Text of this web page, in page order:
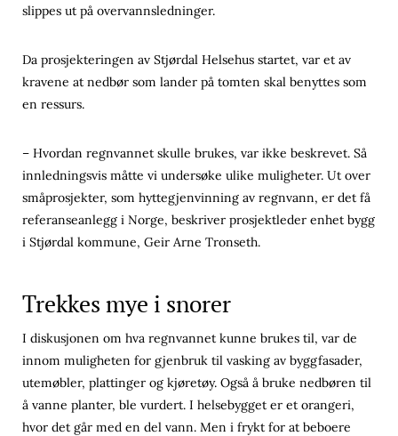
slippes ut på overvannsledninger.
Da prosjekteringen av Stjørdal Helsehus startet, var et av
kravene at nedbør som lander på tomten skal benyttes som
en ressurs.
– Hvordan regnvannet skulle brukes, var ikke beskrevet. Så
innledningsvis måtte vi undersøke ulike muligheter. Ut over
småprosjekter, som hyttegjenvinning av regnvann, er det få
referanseanlegg i Norge, beskriver prosjektleder enhet bygg
i Stjørdal kommune, Geir Arne Tronseth.
Trekkes mye i snorer
I diskusjonen om hva regnvannet kunne brukes til, var de
innom muligheten for gjenbruk til vasking av byggfasader,
utemøbler, plattinger og kjøretøy. Også å bruke nedbøren til
å vanne planter, ble vurdert. I helsebygget er et orangeri,
hvor det går med en del vann. Men i frykt for at beboere